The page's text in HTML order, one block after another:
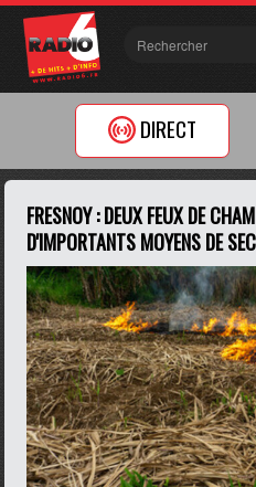
DIRECT
FRESNOY : DEUX FEUX DE
D'IMPORTANTS MOYENS DE